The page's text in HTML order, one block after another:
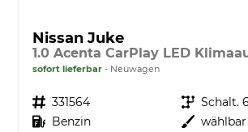
Nissan Juke
sofort lieferbar Neuwagen
Fahrzeugnr. 331564 Getriebe Schalt.
Kraftstoff Benzin Außenfarbe